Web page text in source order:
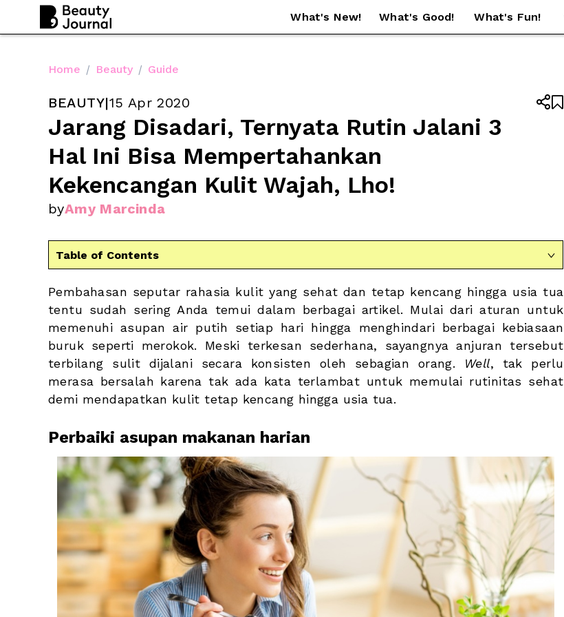
What's New! What's Good! What's Fun!
Home / Beauty / Guide
BEAUTY|15 Apr 2020
Jarang Disadari, Ternyata Rutin Jalani 3
Hal Ini Bisa Mempertahankan
Kekencangan Kulit Wajah, Lho!
byAmy Marcinda


Table of Contents 
Pembahasan seputar rahasia kulit yang sehat dan tetap kencang hingga usia tua
tentu sudah sering Anda temui dalam berbagai artikel. Mulai dari aturan untuk
memenuhi asupan air putih setiap hari hingga menghindari berbagai kebiasaan
buruk seperti merokok. Meski terkesan sederhana, sayangnya anjuran tersebut
terbilang sulit dijalani secara konsisten oleh sebagian orang.
Well, tak perlu
merasa bersalah karena tak ada kata terlambat untuk memulai rutinitas sehat
demi mendapatkan kulit tetap kencang hingga usia tua.
Perbaiki asupan makanan harian